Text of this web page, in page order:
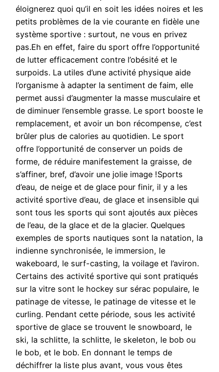
éloignerez quoi qu’il en soit les idées noires et les
petits problèmes de la vie courante en fidèle une
système sportive : surtout, ne vous en privez
pas.Eh en effet, faire du sport offre l’opportunité
de lutter efficacement contre l’obésité et le
surpoids. La utiles d’une activité physique aide
l’organisme à adapter la sentiment de faim, elle
permet aussi d’augmenter la masse musculaire et
de diminuer l’ensemble grasse. Le sport booste le
remplacement, et avoir un bon récompense, c’est
brûler plus de calories au quotidien. Le sport
offre l’opportunité de conserver un poids de
forme, de réduire manifestement la graisse, de
s’affiner, bref, d’avoir une jolie image !Sports
d’eau, de neige et de glace pour finir, il y a les
activité sportive d’eau, de glace et insensible qui
sont tous les sports qui sont ajoutés aux pièces
de l’eau, de la glace et de la glacier. Quelques
exemples de sports nautiques sont la natation, la
indienne synchronisée, le immersion, le
wakeboard, le surf-casting, la voilage et l’aviron.
Certains des activité sportive qui sont pratiqués
sur la vitre sont le hockey sur sérac populaire, le
patinage de vitesse, le patinage de vitesse et le
curling. Pendant cette période, sous les activité
sportive de glace se trouvent le snowboard, le
ski, la schlitte, la schlitte, le skeleton, le bob ou
le bob, et le bob. En donnant le temps de
déchiffrer la liste plus avant, vous vous êtes